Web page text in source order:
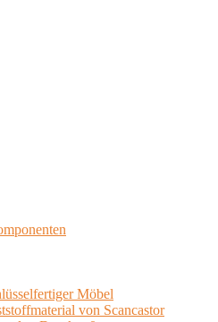
Möbel
von Scancastor